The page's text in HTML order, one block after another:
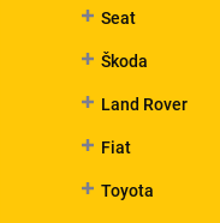
Seat
Škoda
Land Rover
Fiat
Toyota